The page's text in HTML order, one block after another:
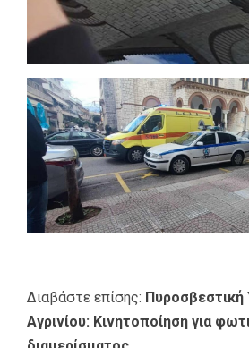
Διαβάστε επίσης: Πυροσβεστική
Αγρινίου: Κινητοποίηση για